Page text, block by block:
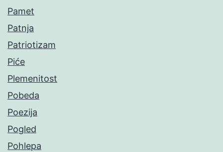
Pamet
Patnja
Patriotizam
Piće
Plemenitost
Pobeda
Poezija
Pogled
Pohlepa